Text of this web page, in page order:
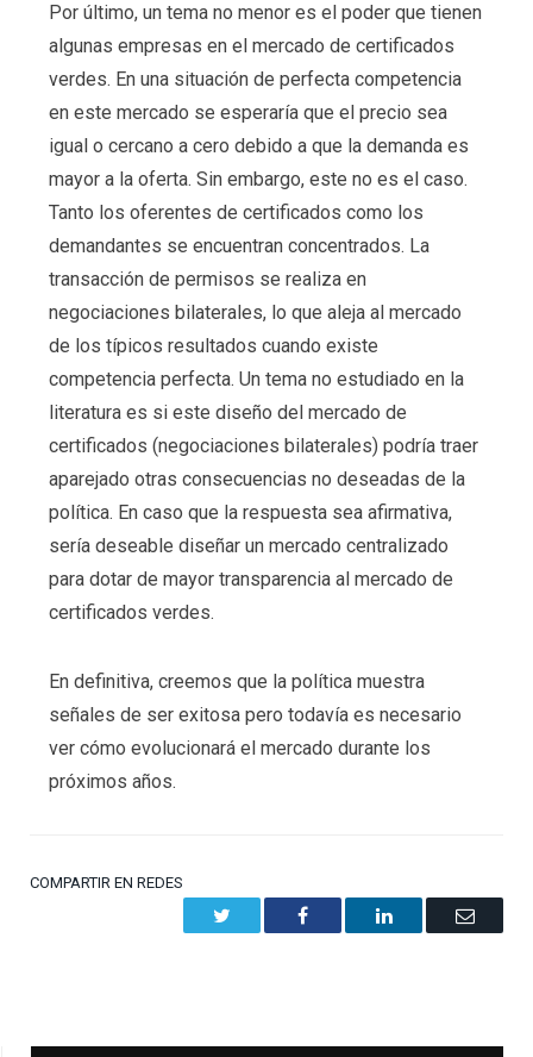
Por último, un tema no menor es el poder que tienen
algunas empresas en el mercado de certificados
verdes. En una situación de perfecta competencia
en este mercado se esperaría que el precio sea
igual o cercano a cero debido a que la demanda es
mayor a la oferta. Sin embargo, este no es el caso.
Tanto los oferentes de certificados como los
demandantes se encuentran concentrados. La
transacción de permisos se realiza en
negociaciones bilaterales, lo que aleja al mercado
de los típicos resultados cuando existe
competencia perfecta. Un tema no estudiado en la
literatura es si este diseño del mercado de
certificados (negociaciones bilaterales) podría traer
aparejado otras consecuencias no deseadas de la
política. En caso que la respuesta sea afirmativa,
sería deseable diseñar un mercado centralizado
para dotar de mayor transparencia al mercado de
certificados verdes.
En definitiva, creemos que la política muestra
señales de ser exitosa pero todavía es necesario
ver cómo evolucionará el mercado durante los
próximos años.
COMPARTIR EN REDES
Facebook LinkedIn Email